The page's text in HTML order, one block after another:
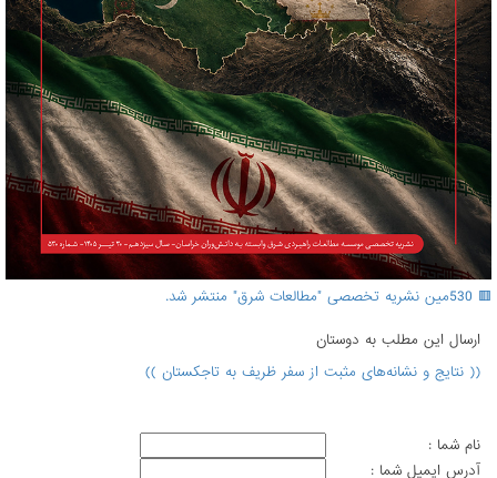
🟥 530مین نشریه تخصصی "مطالعات شرق" منتشر شد.
ارسال اين مطلب به دوستان
(( نتایج و نشانه‌های مثبت از سفر ظریف به تاجكستان ))
نام شما :
آدرس ايميل شما :